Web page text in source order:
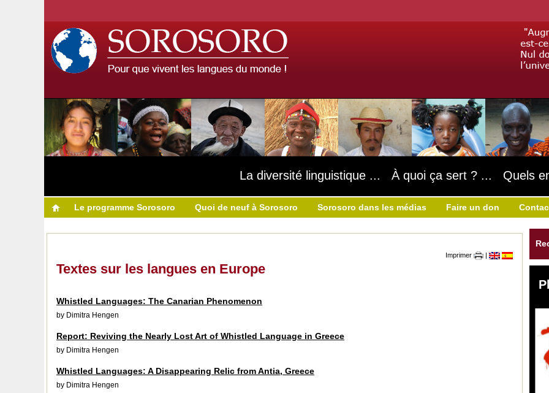
La diversité linguistique ... À quoi ça sert ? ... Quels
Le programme Sorosoro Quoi de neuf à Sorosoro Sorosoro dans les médias Faire un don
Imprimer |
Textes sur les langues en Europe
Whistled Languages: The Canarian Phenomenon
by Dimitra Hengen
Report: Reviving the Nearly Lost Art of Whistled Language in Greece
by Dimitra Hengen
Whistled Languages: A Disappearing Relic from Antia, Greece
by Dimitra Hengen